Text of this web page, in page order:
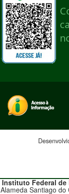
Instituto Federal de
Alameda Santiago